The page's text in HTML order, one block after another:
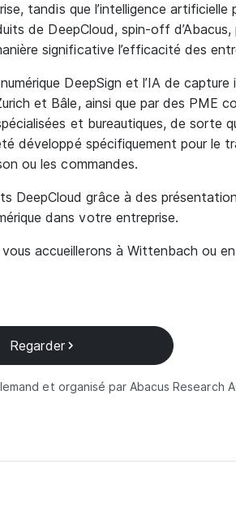
tandis que l’intelligence
de DeepCloud, spin-off
significative l’efficacité des
DeepSign et l’IA de
et Bâle, ainsi que par des PME
et bureautiques, de sorte
développé spécifiquement pour le
ou les commandes.
DeepCloud grâce à des
dans votre entreprise.
accueillerons à Wittenbach ou
Regarder
et organisé par Abacus Research